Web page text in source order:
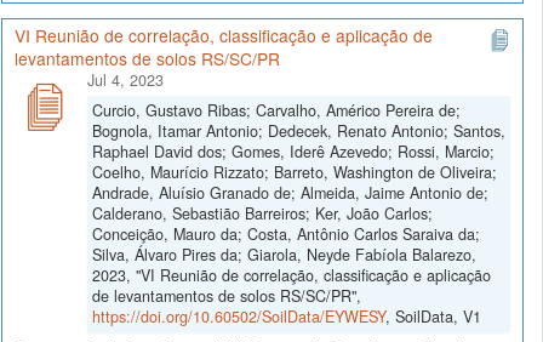
VI Reunião de correlação, classificação e aplicação de
levantamentos de solos RS/SC/PR
Jul 4, 2023
Curcio, Gustavo Ribas; Carvalho, Américo Pereira de;
Bognola, Itamar Antonio; Dedecek, Renato Antonio; Santos,
Raphael David dos; Gomes, Iderê Azevedo; Rossi, Marcio;
Coelho, Maurício Rizzato; Barreto, Washington de Oliveira;
Andrade, Aluísio Granado de; Almeida, Jaime Antonio de;
Calderano, Sebastião Barreiros; Ker, João Carlos;
Conceição, Mauro da; Costa, Antônio Carlos Saraiva da;
Silva, Álvaro Pires da; Giarola, Neyde Fabíola Balarezo,
2023, "VI Reunião de correlação, classificação e aplicação
de levantamentos de solos RS/SC/PR",
https://doi.org/10.60502/SoilData/EYWESY, SoilData, V1